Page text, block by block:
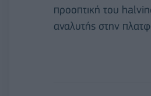
προοπτική του
αναλυτής στην